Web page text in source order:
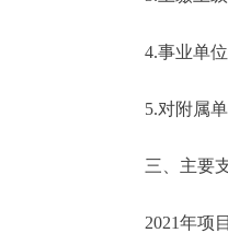
4.事业单位
5.对附属单
三、主要支
2021年项目